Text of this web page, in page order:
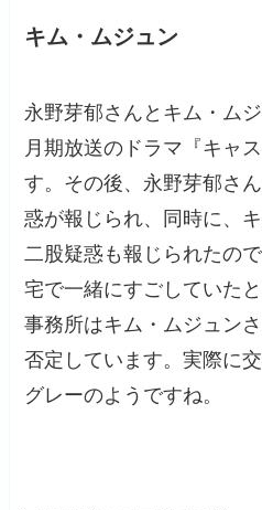
キム・ムジュン
永野芽郁さんとキム・ム
月期放送のドラマ『キャ
す。その後、永野芽郁さ
惑が報じられ、同時に、
二股疑惑も報じられたの
宅で一緒にすごしていた
事務所はキム・ムジュン
否定しています。実際に
グレーのようですね。